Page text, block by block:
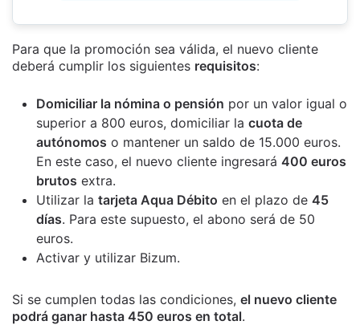
Para que la promoción sea válida, el nuevo cliente
deberá cumplir los siguientes requisitos:
Domiciliar la nómina o pensión por un valor igual o
superior a 800 euros, domiciliar la cuota de
autónomos o mantener un saldo de 15.000 euros.
En este caso, el nuevo cliente ingresará 400 euros
brutos extra.
Utilizar la tarjeta Aqua Débito en el plazo de 45
días. Para este supuesto, el abono será de 50
euros.
Activar y utilizar Bizum.
Si se cumplen todas las condiciones, el nuevo cliente
podrá ganar hasta 450 euros en total.